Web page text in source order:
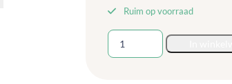
Ruim op voorraad
Luierkast
5